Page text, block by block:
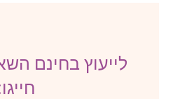
לייעוץ בחינם